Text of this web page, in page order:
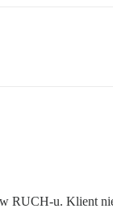
w RUCH-u. Klient